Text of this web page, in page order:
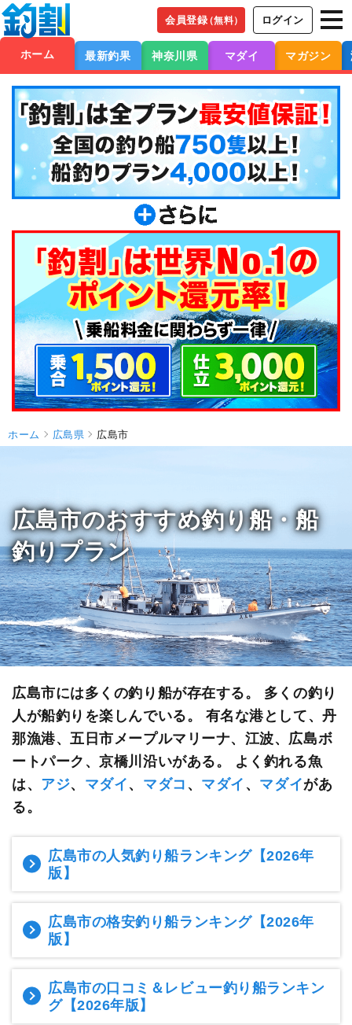
会員登録（無料） ログイン
ホーム 最新釣果 神奈川県 マダイ マガジン
ホーム 広島県 広島市
広島市のおすすめ釣り船・船
釣りプラン
広島市には多くの釣り船が存在する。 多くの釣り
人が船釣りを楽しんでいる。 有名な港として、丹
那漁港、五日市メープルマリーナ、江波、広島ボ
ートパーク、京橋川沿いがある。 よく釣れる魚
は、 アジ、 マダイ、 マダコ 、 マダイ 、 マダイがあ
る。
広島市の人気釣り船ランキング【2026年
版】
広島市の格安釣り船ランキング【2026年
版】
広島市の口コミ＆レビュー釣り船ランキン
グ【2026年版】